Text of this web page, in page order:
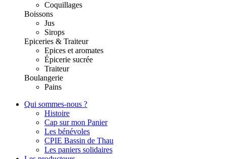
Coquillages
Boissons
Jus
Sirops
Epiceries & Traiteur
Epices et aromates
Épicerie sucrée
Traiteur
Boulangerie
Pains
Qui sommes-nous ?
Histoire
Cap sur mon Panier
Les bénévoles
CPIE Bassin de Thau
Les paniers solidaires